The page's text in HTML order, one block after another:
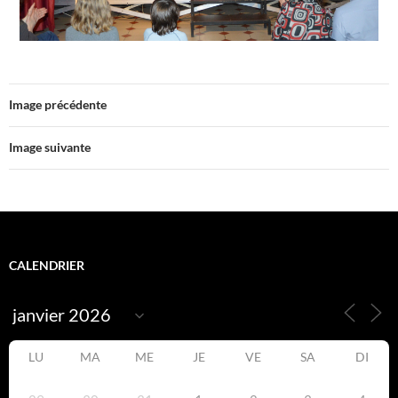
Image précédente
Image suivante
CALENDRIER
LU MA ME JE VE SA DI